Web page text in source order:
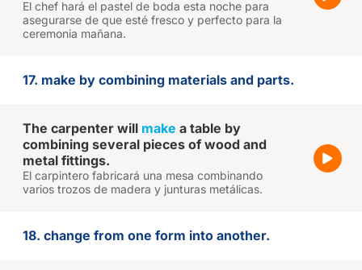
El chef hará el pastel de boda esta noche para
asegurarse de que esté fresco y perfecto para la
ceremonia mañana.
17. make by combining materials and parts.
The carpenter will make a table by
combining several pieces of wood and
metal fittings.
El carpintero fabricará una mesa combinando
varios trozos de madera y junturas metálicas.
18. change from one form into another.